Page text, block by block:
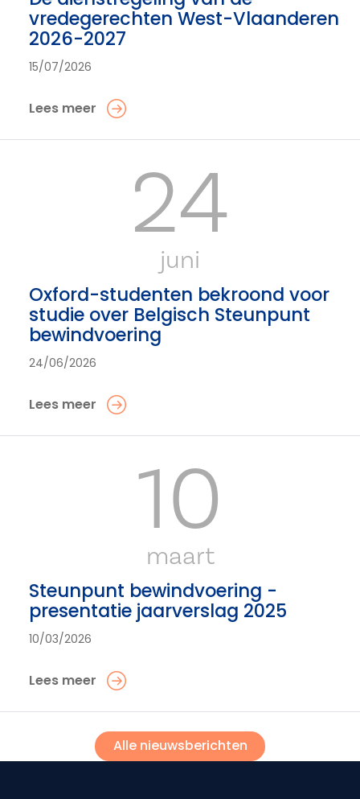
vredegerechten West-Vlaanderen
2026-2027
15/07/2026
Lees meer
24
juni
Oxford-studenten bekroond voor
studie over Belgisch Steunpunt
bewindvoering
24/06/2026
Lees meer
10
maart
Steunpunt bewindvoering -
presentatie jaarverslag 2025
10/03/2026
Lees meer
Alle nieuwsberichten